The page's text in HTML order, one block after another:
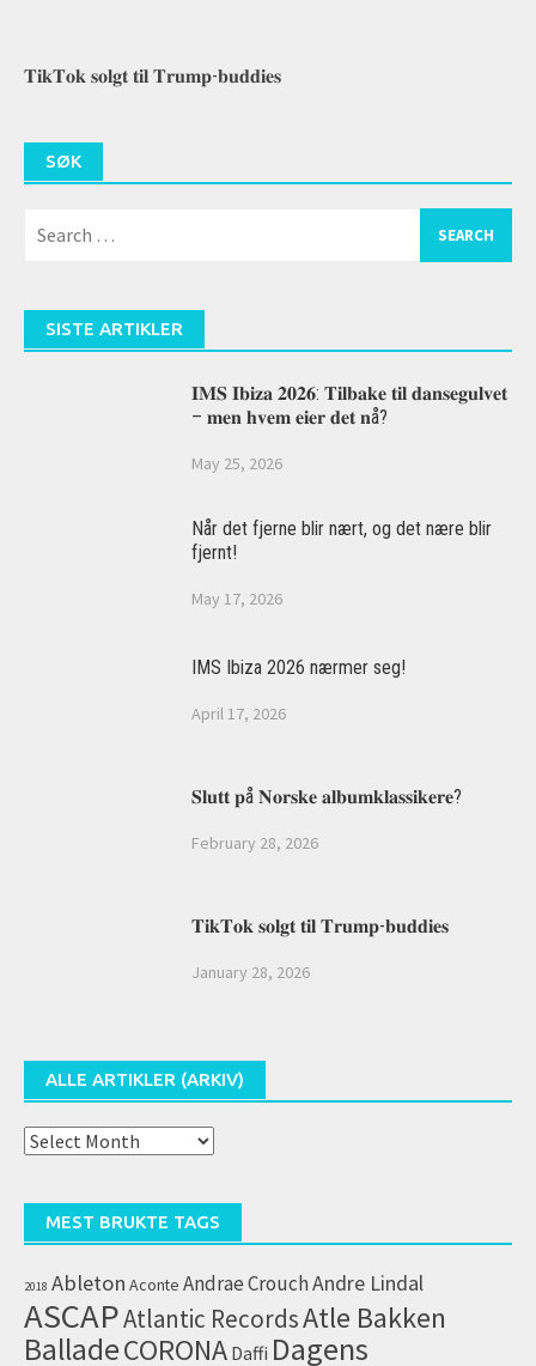
𝐓𝐢𝐤𝐓𝐨𝐤 𝐬𝐨𝐥𝐠𝐭 𝐭𝐢𝐥 𝐓𝐫𝐮𝐦𝐩-𝐛𝐮𝐝𝐝𝐢𝐞𝐬
SØK
for:
SISTE ARTIKLER
𝐈𝐌𝐒 𝐈𝐛𝐢𝐳𝐚 𝟐𝟎𝟐𝟔: 𝐓𝐢𝐥𝐛𝐚𝐤𝐞 𝐭𝐢𝐥 𝐝𝐚𝐧𝐬𝐞𝐠𝐮𝐥𝐯𝐞𝐭
– 𝐦𝐞𝐧 𝐡𝐯𝐞𝐦 𝐞𝐢𝐞𝐫 𝐝𝐞𝐭 𝐧å?
May 25, 2026
Når det fjerne blir nært, og det nære blir
fjernt!
May 17, 2026
IMS Ibiza 2026 nærmer seg!
April 17, 2026
𝐒𝐥𝐮𝐭𝐭 𝐩å 𝐍𝐨𝐫𝐬𝐤𝐞 𝐚𝐥𝐛𝐮𝐦𝐤𝐥𝐚𝐬𝐬𝐢𝐤𝐞𝐫𝐞?
February 28, 2026
𝐓𝐢𝐤𝐓𝐨𝐤 𝐬𝐨𝐥𝐠𝐭 𝐭𝐢𝐥 𝐓𝐫𝐮𝐦𝐩-𝐛𝐮𝐝𝐝𝐢𝐞𝐬
January 28, 2026
ALLE ARTIKLER (ARKIV)
Alle
MEST BRUKTE TAGS
2018 Ableton Aconte Andrae CrouchAndre Lindal
ASCAPAtlantic RecordsAtle Bakken
BalladeCORONA Daffi Dagens